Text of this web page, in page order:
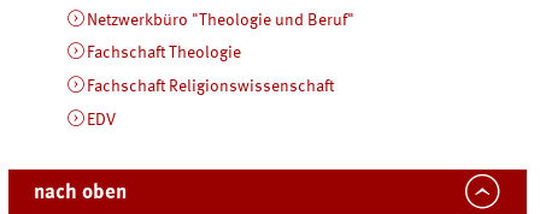
Netzwerkbüro "Theologie und Beruf"
Fachschaft Theologie
Fachschaft Religionswissenschaft
EDV
nach oben